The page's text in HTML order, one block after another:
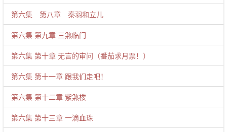
第六集 第八章 秦羽和立儿
第六集 第九章 三煞临门
第六集 第十章 无言的审问（番茄求月票！）
第六集 第十一章 跟我们走吧！
第六集 第十二章 紫煞楼
第六集 第十三章 一滴血珠